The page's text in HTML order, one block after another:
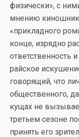
физически», с
мнению
«прикладного
конце, изрядно
ответственность
райское
говорящий, что
общественного,
кущах не
третьем сезоне
принять его